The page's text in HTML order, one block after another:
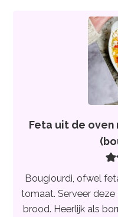
Feta uit de
Bougiourdi, ofwel
tomaat. Serveer
brood. Heerlijk als